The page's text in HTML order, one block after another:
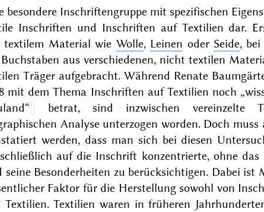
besondere Inschriftengruppe mit spezifischen
Inschriften und Inschriften auf Textilien dar.
textilem Material wie Wolle, Leinen oder Seide,
aus verschiedenen, nicht textilen
Träger aufgebracht. Während Renate
mit dem Thema Inschriften auf Textilien noch
betrat, sind inzwischen vereinzelte
Analyse unterzogen worden. Doch
werden, dass man sich bei diesen
auf die Inschrift konzentrierte, ohne
seine Besonderheiten zu berücksichtigen. Dabei ist
Faktor für die Herstellung sowohl von
Textilien. Textilien waren in früheren